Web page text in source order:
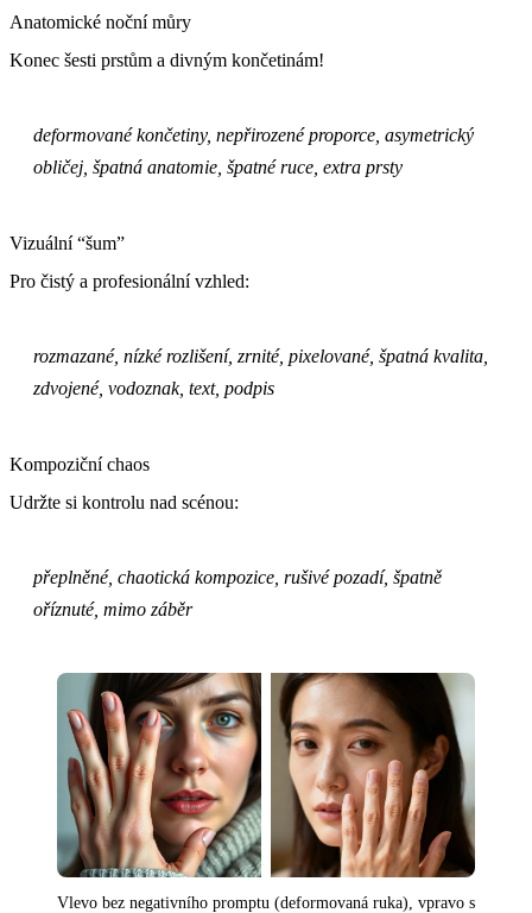
Anatomické noční můry
Konec šesti prstům a divným končetinám!
deformované končetiny, nepřirozené proporce, asymetrický
obličej, špatná anatomie, špatné ruce, extra prsty
Vizuální “šum”
Pro čistý a profesionální vzhled:
rozmazané, nízké rozlišení, zrnité, pixelované, špatná kvalita,
zdvojené, vodoznak, text, podpis
Kompoziční chaos
Udržte si kontrolu nad scénou:
přeplněné, chaotická kompozice, rušivé pozadí, špatně
oříznuté, mimo záběr
Vlevo bez negativního promptu (deformovaná ruka), vpravo s